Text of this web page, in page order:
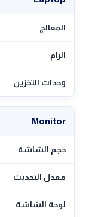
المعالج
الرام
وحدات التخزين
Monitor
حجم الشاشة
معدل التحديث
لوحة الشاشة